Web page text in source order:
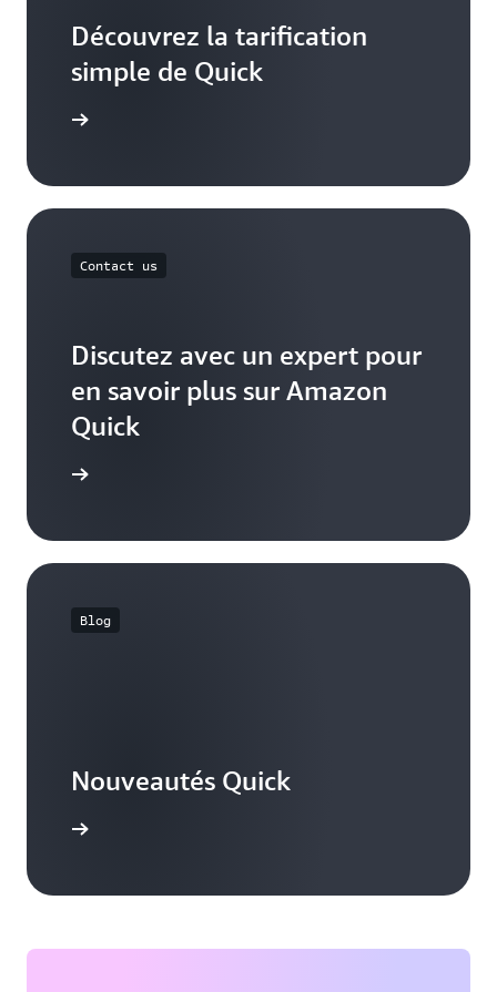
Découvrez la tarification
simple de Quick
Contact us
Discutez avec un expert pour
en savoir plus sur Amazon
Quick
Blog
Nouveautés Quick